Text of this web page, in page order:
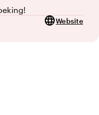
languageWebsite